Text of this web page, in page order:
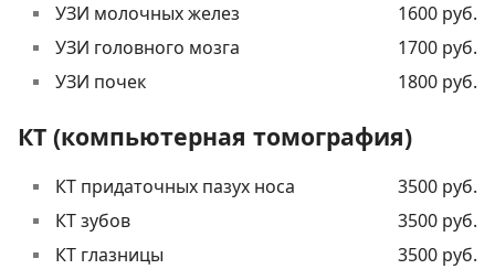
УЗИ молочных желез
1600 руб.
УЗИ головного мозга
1700 руб.
УЗИ почек
1800 руб.
КТ (компьютерная томография)
КТ придаточных пазух носа
3500 руб.
КТ зубов
3500 руб.
КТ глазницы
3500 руб.